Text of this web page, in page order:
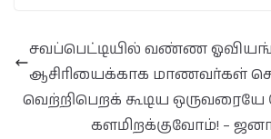
சவப்பெட்டியில் வண்ண
ஆசிரியைக்காக மாணவர்கள்
வெற்றிபெறக் கூடிய
களமிறக்குவோம்! –